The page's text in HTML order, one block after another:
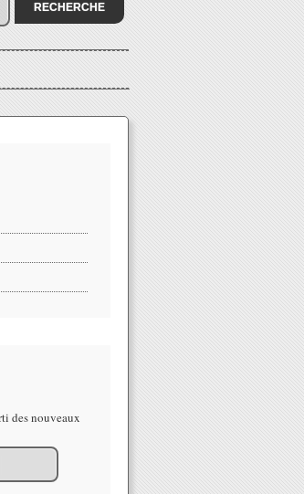
des nouveaux